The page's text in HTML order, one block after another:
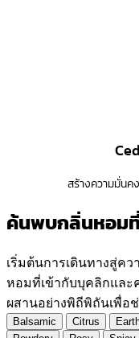
สร้างความมั่นค
ค้นพบกลิ่นหอม
เริ่มต้นการเดินทางสู่ค
หอมที่เข้ากับบุคลิกแล
ผสานอย่างพิถีพิถันเพื่อ
Balsamic Citrus